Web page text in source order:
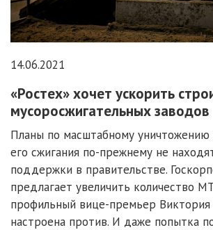
14.06.2021
«Ростех» хочет ускорить
мусоросжигательных заводов
Планы по масштабному уничтожению
его сжигания по-прежнему не
поддержки в правительстве.
предлагает увеличить количество
профильный вице-премьер
настроена против. И даже попытка